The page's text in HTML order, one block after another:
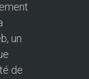
un
de